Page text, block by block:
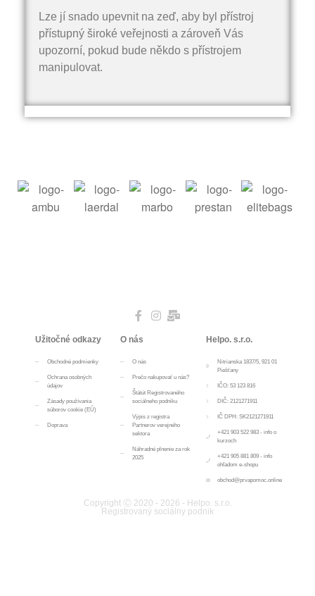
Lze jí snado upevnit na zeď, aby byl přístroj
přístupný široké veřejnosti a zároveň Vás
upozorní, pokud bude někdo s přístrojem
manipulovat.
Užitočné odkazy
Obchodné podmienky
Ochrana osobných
údajov
Zásady používania
súborov cookie (EÚ)
Doprava
O nás
O nás
Prečo nakupovať u nás?
Štátút Registrovaného
sociálneho podniku
Výpis z registra
Partnerov verejného
sektora
Náhradné plnenie za rok
2025
Helpo. s.r.o.
Nitrianska 1837/5, 921 01
Piešťany
IČO: 53 123 816
DIČ: 2121271911
IČ DPH: SK2121271911
+421 903 522 983 - info o
kurzoch
+421 905 881 809 - info
ohľadom e-shopu
obchod@prvapomoc.online
Copyright Ⓒ 2020 - 2026 - Helpo. s.r.o.
Registrovaný sociálny podnik